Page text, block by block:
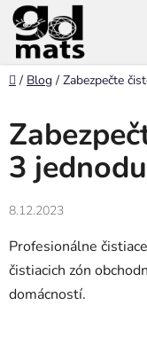
Prejsť
na
obsah
Domov
/ Blog / Zabezpečte
3
8.12.2023
Profesionálne
čistiacich zón
domácností.